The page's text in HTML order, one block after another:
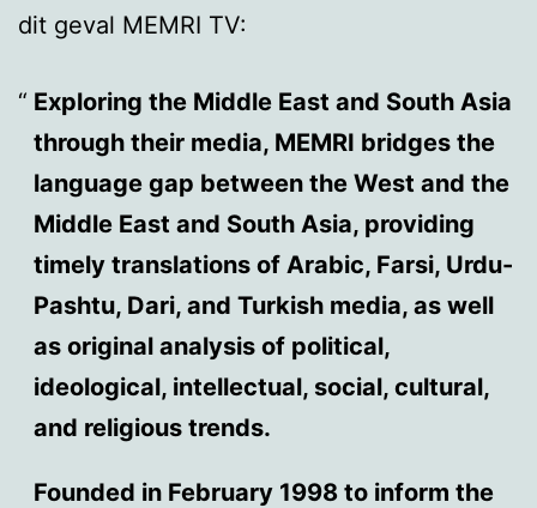
dit geval MEMRI TV:
Exploring the Middle East and South Asia
through their media, MEMRI bridges the
language gap between the West and the
Middle East and South Asia, providing
timely translations of Arabic, Farsi, Urdu-
Pashtu, Dari, and Turkish media, as well
as original analysis of political,
ideological, intellectual, social, cultural,
and religious trends.
Founded in February 1998 to inform the